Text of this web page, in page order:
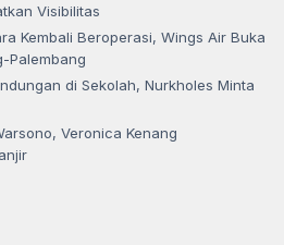
Visibilitas
Kembali Beroperasi, Wings Air Buka
Palembang
di Sekolah, Nurkholes Minta
Veronica Kenang